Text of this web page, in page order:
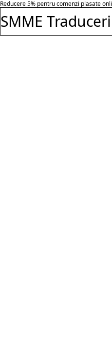
Salt la conținut
Reducere 30% pentru comenzi peste
SMME Traduceri